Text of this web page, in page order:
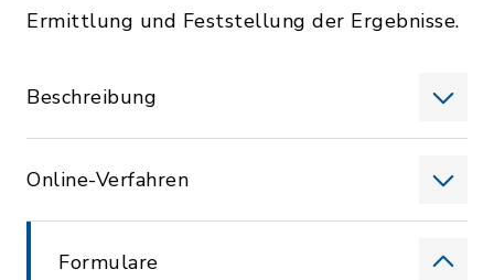
Ermittlung und Feststellung der Ergebnisse.
Beschreibung
Online-Verfahren
Formulare